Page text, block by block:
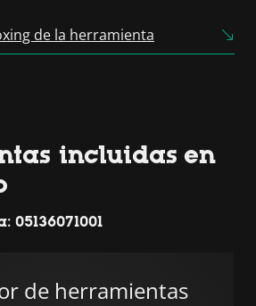
de la herramienta
incluidas en
05136071001
de herramientas